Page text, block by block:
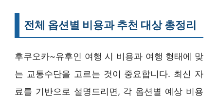
전체 옵션별 비용과 추천 대상 총정리
후쿠오카~유후인 여행 시 비용과 여행 형태에 맞
는 교통수단을 고르는 것이 중요합니다. 최신 자
료를 기반으로 설명드리면, 각 옵션별 예상 비용